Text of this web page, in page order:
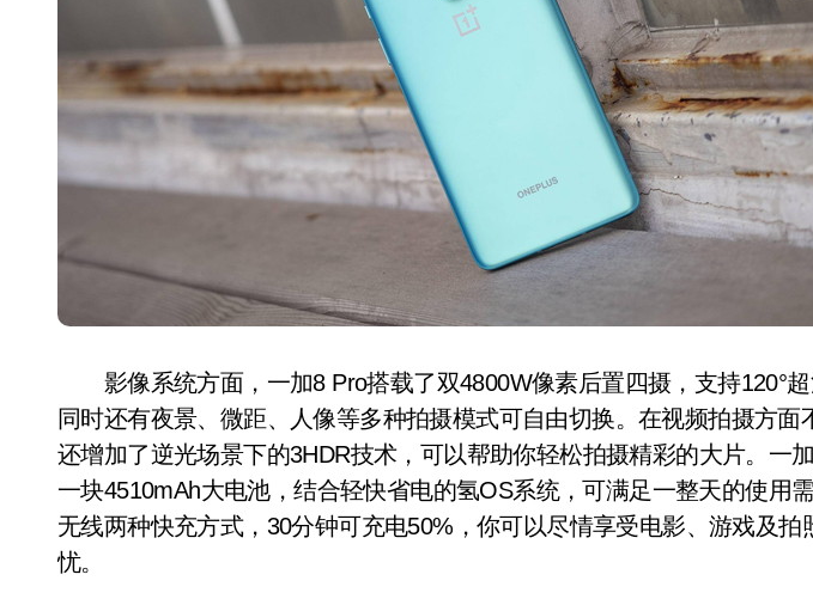
影像系统方面，一加8 Pro搭载了双4800W像素后置四摄，支持120°超
同时还有夜景、微距、人像等多种拍摄模式可自由切换。在视频拍摄方面
还增加了逆光场景下的3HDR技术，可以帮助你轻松拍摄精彩的大片。一
一块4510mAh大电池，结合轻快省电的氢OS系统，可满足一整天的使用
无线两种快充方式，30分钟可充电50%，你可以尽情享受电影、游戏及拍
忧。